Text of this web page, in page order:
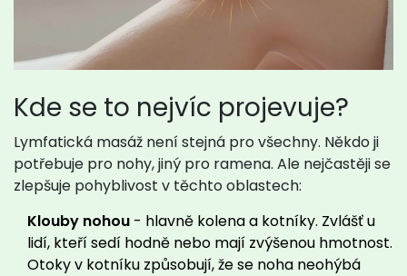
Kde se to nejvíc projevuje?
Lymfatická masáž není stejná pro všechny. Někdo ji
potřebuje pro nohy, jiný pro ramena. Ale nejčastěji se
zlepšuje pohyblivost v těchto oblastech:
Klouby nohou - hlavně kolena a kotníky. Zvlášť u
lidí, kteří sedí hodně nebo mají zvýšenou hmotnost.
Otoky v kotníku způsobují, že se noha neohýbá